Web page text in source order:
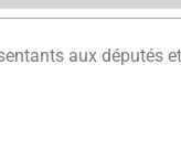
aux députés